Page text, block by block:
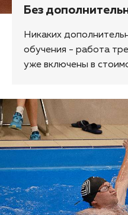
Без
Никаких
обучения - работа
уже включены в